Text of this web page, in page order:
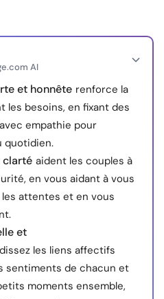
AI
et honnête renforce la
les besoins, en fixant des
empathie pour
quotidien.
clarté aident les couples à
en vous aidant à vous
attentes et en vous
et
les liens affectifs
sentiments de chacun et
moments ensemble,